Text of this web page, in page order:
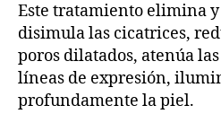
Este tratamiento elimina
disimula las cicatrices,
poros dilatados, atenúa
líneas de expresión,
profundamente la piel.